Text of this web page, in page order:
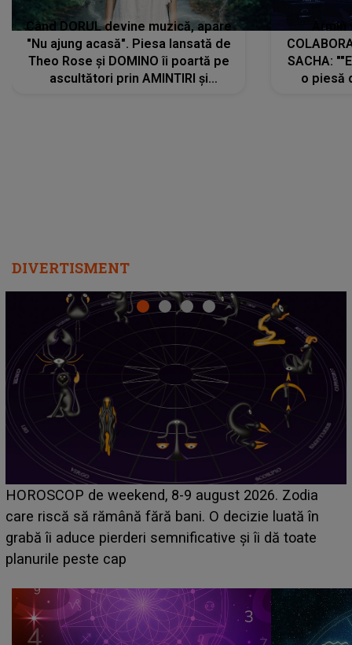
Când DORUL devine muzică, apare
"Nu ajung acasă". Piesa lansată de
Theo Rose și DOMINO îi poartă pe
ascultători prin AMINTIRI și
SACHA:
o piesă
DIVERTISMENT
Emanuel a ținut ACEST DETALIU ASCUNS până
acum! În fața Alexandrei, concurentul din Casa Iubirii
face o MĂRTURISIRE NEAȘTEPTATĂ despre mama
sa: "I-am spus și ei în față, eu nu te iubesc pentru